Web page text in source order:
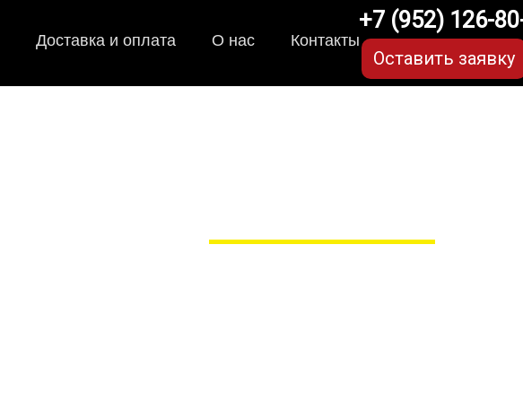
Доставка и оплата О нас Контакты
+7 (952) 126-
Оставить заявку